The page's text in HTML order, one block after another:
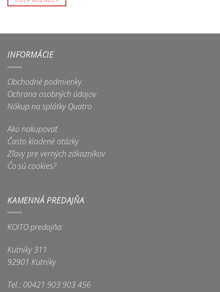
má
variantov.
môžete
vybrať
na
stránke
produktu.
INFORMÁCIE
Obchodné podmienky
Ochrana osobných údajov
Nákup na splátky Quatro
Ako nakupovať
Často kladené otázky
Zľavy pre verných zákazníkov
Čo sú cookies?
KAMENNÁ PREDAJŇA
KOITO predajňa:
Kutniky 311
92901 Kutniky
Tel.: 00421 903 903 456